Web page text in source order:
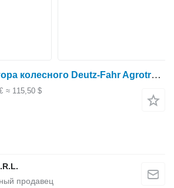
Кабина для трактора колесного Deutz-Fahr Agrotron 200
≈ 115,50 $